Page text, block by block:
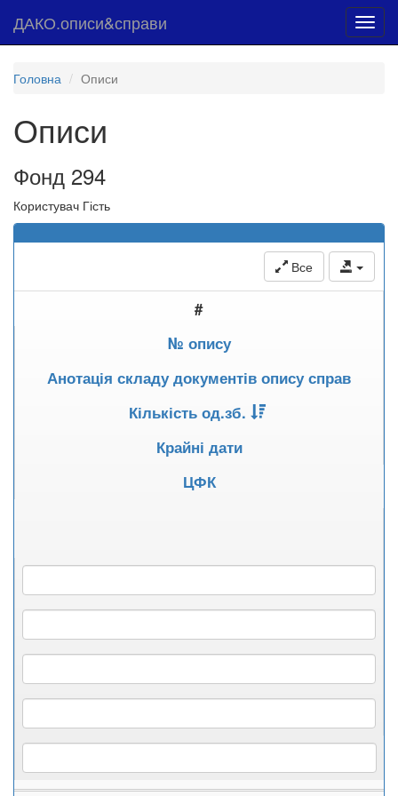
ДАКО.описи&справи
Головна Описи
Описи
Фонд 294
Користувач Гість
Все
#
№ опису
Анотація складу документів опису справ
Кількість од.зб.
Крайні дати
ЦФК